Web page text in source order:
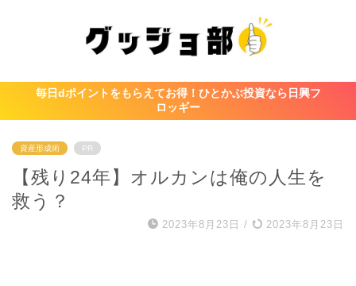
毎日dポイントをもらえてお得！ひとかぶ投資なら日興フ
ロッギー
資産形成術 PR
【残り24年】オルカンは俺の人生を
救う？
2023年8月23日 / 2023年8月23日